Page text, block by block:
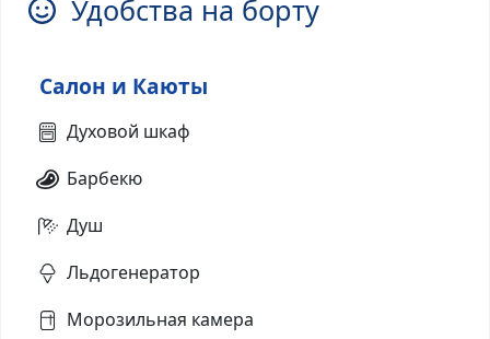
Удобства на борту
Салон и Каюты
Духовой шкаф
Барбекю
Душ
Льдогенератор
Морозильная камера